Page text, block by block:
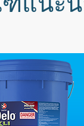
แนะน